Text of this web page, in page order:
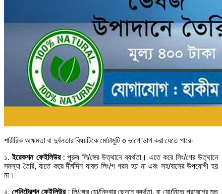
শারীরিক অক্ষমতা বা দুর্বলতার বিষয়টিকে মোটামুটি ৩ ভাগে ভাগ করা যেতে পারে-
১.ইরেকশন ফেইলিউর: পুরুষ লি/ঙ্গের উত্থানে ব্যর্থতা। এতে করে লিং/গের উত্থানে
সমস্যা তৈরি, যাতে করে দীর্ঘদিন যাবত লিং/গ গরম হয় না এবং সহ/বাসের উপযোগী হয়
না।
২.পেনিট্রেশন ফেইলিউর: লি/ঙ্গের যো/নিদ্বার ছেদনে ব্যর্থতা, বা যো/নিতে প্রবেশের মত